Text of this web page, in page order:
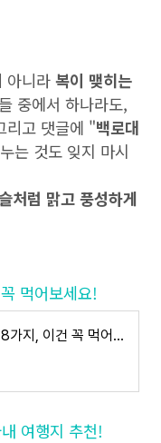
아니라 복이 맺히는
중에서 하나라도,
리고 댓글에 "백로대
는 것도 잊지 마시
처럼 맑고 풍성하게
먹어보세요!
9월 제철 해산물 추천 8가지, 이건 꼭 먹어보세요!
여행지 추천!